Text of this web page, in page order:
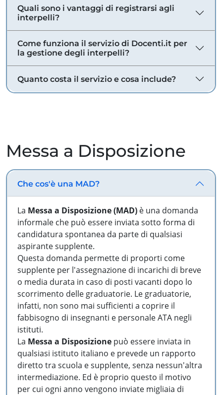
Quali sono i vantaggi di registrarsi agli
interpelli?
Come funziona il servizio di Docenti.it per
la gestione degli interpelli?
Quanto costa il servizio e cosa include?
Messa a Disposizione
Che cos'è una MAD?
La Messa a Disposizione (MAD) è una domanda
informale che può essere inviata sotto forma di
candidatura spontanea da parte di qualsiasi
aspirante supplente.
Questa domanda permette di proporti come
supplente per l'assegnazione di incarichi di breve
o media durata in caso di posti vacanti dopo lo
scorrimento delle graduatorie. Le graduatorie,
infatti, non sono mai sufficienti a coprire il
fabbisogno di insegnanti e personale ATA negli
istituti.
La Messa a Disposizione può essere inviata in
qualsiasi istituto italiano e prevede un rapporto
diretto tra scuola e supplente, senza nessun'altra
intermediazione. Ed è proprio questo il motivo
per cui ogni anno vengono inviate migliaia di